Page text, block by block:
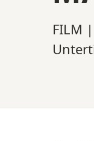
FILM